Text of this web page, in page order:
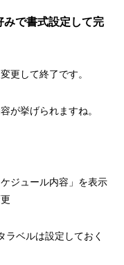
みで書式設定して完
更して終了です。
が挙げられますね。
ジュール内容」を表示
ラベルは設定しておく